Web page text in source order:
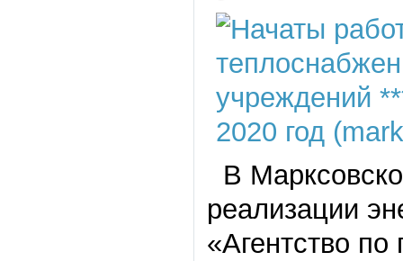
В
реализации
«Агентство